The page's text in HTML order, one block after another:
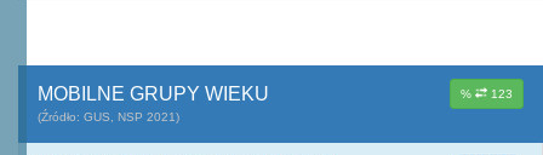
% 123
MOBILNE GRUPY WIEKU
(Źródło: GUS, NSP 2021)